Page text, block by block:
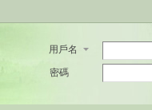
用戶名
密碼